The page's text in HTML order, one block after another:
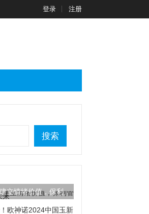
登录 注册
搜索
立情绪价值，保利
来
欧神诺2024中国玉新